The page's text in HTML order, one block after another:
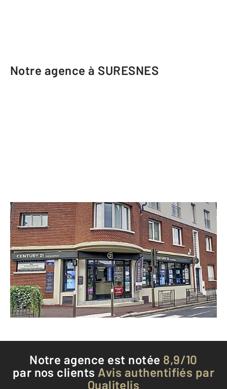
Notre agence à SURESNES
CENTURY 21 Arconsilium
1 rue Carnot
SURESNES - 92150
Envoyer un message
Téléphoner à l'agence
Notre agence est notée 8,9/10
par nos clients Avis authentifiés par
Qualitelis